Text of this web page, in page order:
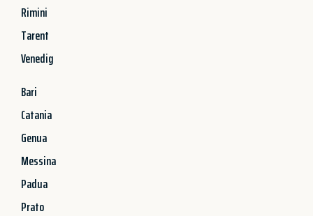
Rimini
Tarent
Venedig
Bari
Catania
Genua
Messina
Padua
Prato